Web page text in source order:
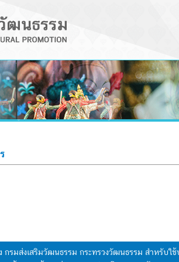
กรมส่งเสริมวัฒนธรรม กระทรวงวัฒนธรรม สำหรับใ